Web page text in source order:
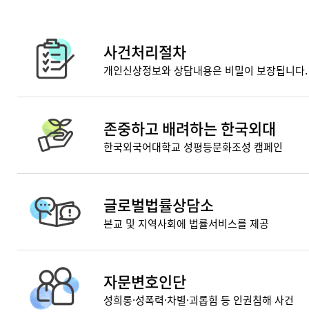
사건처리절차
개인신상정보와 상담내용은 비밀이 보장됩니다.
존중하고 배려하는 한국외대
한국외국어대학교 성평등문화조성 캠페인
글로벌법률상담소
본교 및 지역사회에 법률서비스를 제공
자문변호인단
성희롱·성폭력·차별·괴롭힘 등 인권침해 사건